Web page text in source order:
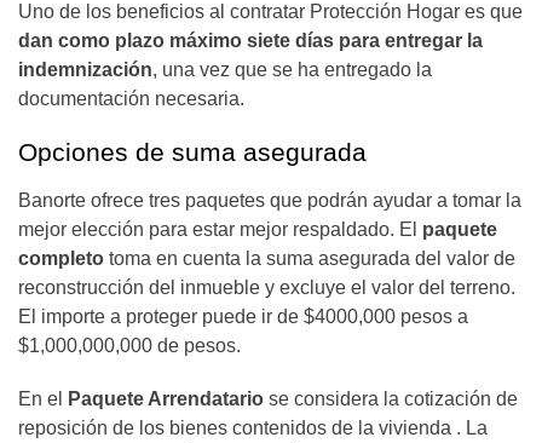
Uno de los beneficios al contratar Protección Hogar es que
dan como plazo máximo siete días para entregar la
indemnización, una vez que se ha entregado la
documentación necesaria.
Opciones de suma asegurada
Banorte ofrece tres paquetes que podrán ayudar a tomar la
mejor elección para estar mejor respaldado. El paquete
completo toma en cuenta la suma asegurada del valor de
reconstrucción del inmueble y excluye el valor del terreno.
El importe a proteger puede ir de $4000,000 pesos a
$1,000,000,000 de pesos.
En el Paquete Arrendatario se considera la cotización de
reposición de los bienes contenidos de la vivienda . La